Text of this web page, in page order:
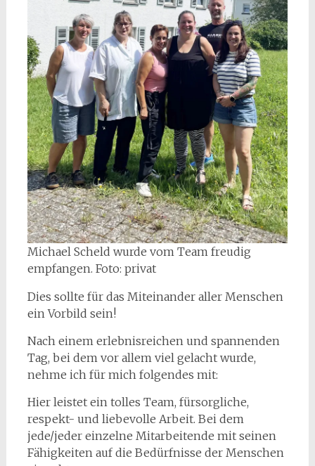
Michael Scheld wurde vom Team freudig
empfangen. Foto: privat
Dies sollte für das Miteinander aller Menschen
ein Vorbild sein!
Nach einem erlebnisreichen und spannenden
Tag, bei dem vor allem viel gelacht wurde,
nehme ich für mich folgendes mit:
Hier leistet ein tolles Team, fürsorgliche,
respekt- und liebevolle Arbeit. Bei dem
jede/jeder einzelne Mitarbeitende mit seinen
Fähigkeiten auf die Bedürfnisse der Menschen